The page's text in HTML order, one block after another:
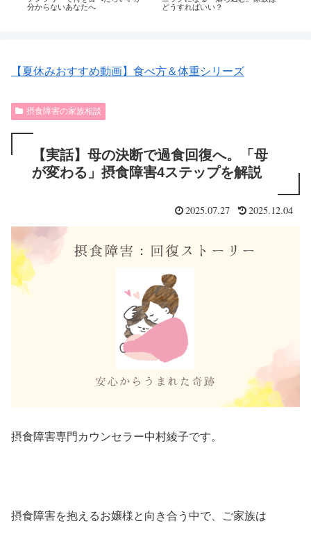
【夏休みおすすめ動画】食べ方＆体重シリーズ
摂食障害の家族相談
【実話】母の決断で過食回復へ。「母
が変わる」摂食障害4ステップを解説
2025.07.27 2025.12.04
摂食障害専門カウンセラー中村綾子です。
摂食障害を抱えるお嬢様と向き合う中で、ご家族は